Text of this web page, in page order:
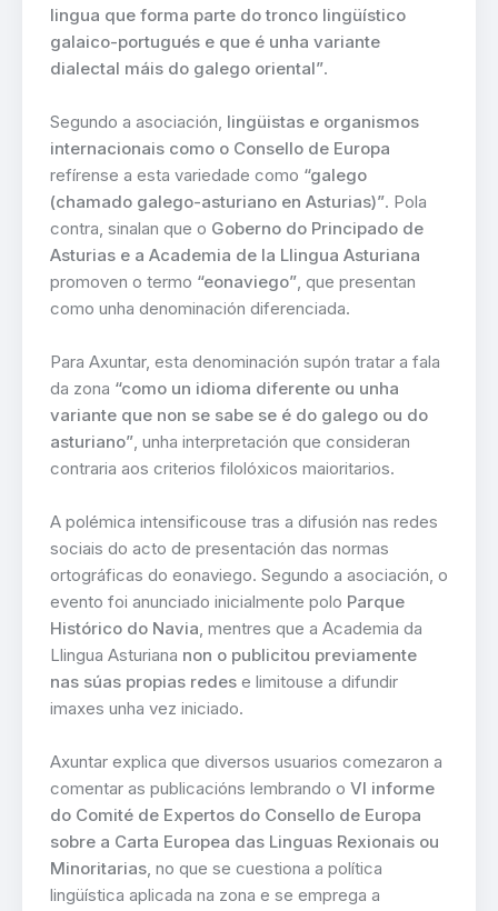
lingua que forma parte do tronco lingüístico
galaico-portugués e que é unha variante
dialectal máis do galego oriental”.
Segundo a asociación, lingüistas e organismos
internacionais como o Consello de Europa
refírense a esta variedade como “galego
(chamado galego-asturiano en Asturias)”. Pola
contra, sinalan que o Goberno do Principado de
Asturias e a Academia de la Llingua Asturiana
promoven o termo “eonaviego” , que presentan
como unha denominación diferenciada.
Para Axuntar, esta denominación supón tratar a fala
da zona “como un idioma diferente ou unha
variante que non se sabe se é do galego ou do
asturiano” , unha interpretación que consideran
contraria aos criterios filolóxicos maioritarios.
A polémica intensificouse tras a difusión nas redes
sociais do acto de presentación das normas
ortográficas do eonaviego. Segundo a asociación, o
evento foi anunciado inicialmente polo Parque
Histórico do Navia , mentres que a Academia da
Llingua Asturiana non o publicitou previamente
nas súas propias redes e limitouse a difundir
imaxes unha vez iniciado.
Axuntar explica que diversos usuarios comezaron a
comentar as publicacións lembrando o VI informe
do Comité de Expertos do Consello de Europa
sobre a Carta Europea das Linguas Rexionais ou
Minoritarias , no que se cuestiona a política
lingüística aplicada na zona e se emprega a